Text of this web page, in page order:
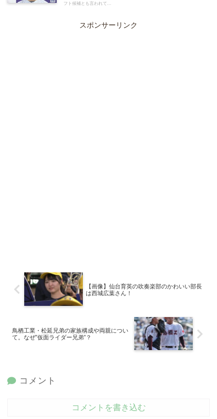
フト候補とも言われて...
スポンサーリンク
【画像】仙台育英の吹奏楽部のかわいい部長
は西城広葉さん！
鳥栖工業・松延兄弟の家族構成や両親につい
て。なぜ”仮面ライダー兄弟”？
コメント
コメントを書き込む